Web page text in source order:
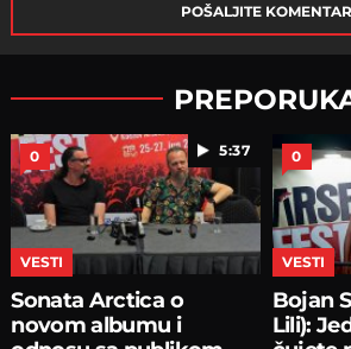
POŠALJITE KOMENTAR
5:37
0
VESTI
Sonata Arctica o
novom albumu i
0
VESTI
Bojan
Lili):